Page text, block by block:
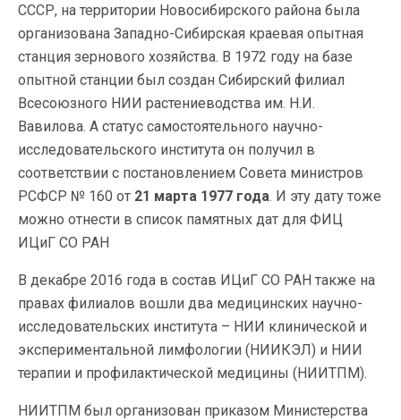
СССР, на территории Новосибирского района была
организована Западно-Сибирская краевая опытная
станция зернового хозяйства. В 1972 году на базе
опытной станции был создан Сибирский филиал
Всесоюзного НИИ растениеводства им. Н.И.
Вавилова. А статус самостоятельного научно-
исследовательского института он получил в
соответствии с постановлением Совета министров
РСФСР № 160 от 21 марта 1977 года. И эту дату тоже
можно отнести в список памятных дат для ФИЦ
ИЦиГ СО РАН
В декабре 2016 года в состав ИЦиГ СО РАН также на
правах филиалов вошли два медицинских научно-
исследовательских института – НИИ клинической и
экспериментальной лимфологии (НИИКЭЛ) и НИИ
терапии и профилактической медицины (НИИТПМ).
НИИТПМ был организован приказом Министерства